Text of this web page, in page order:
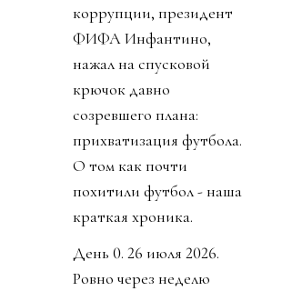
коррупции, президент
ФИФА Инфантино,
нажал на спусковой
крючок давно
созревшего плана:
прихватизация футбола.
О том как почти
похитили футбол - наша
краткая хроника.
День 0. 26 июля 2026.
Ровно через неделю